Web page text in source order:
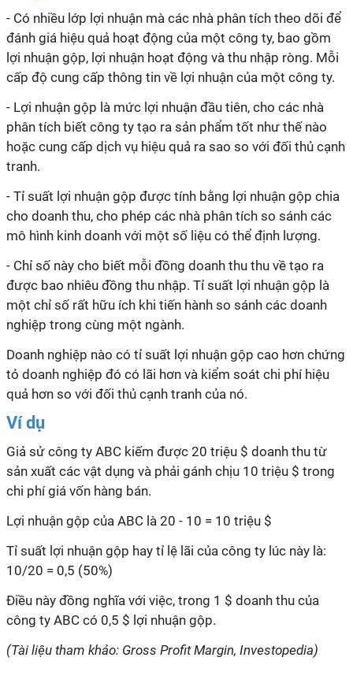
- Có nhiều lớp lợi nhuận mà các nhà phân tích theo dõi để
đánh giá hiệu quả hoạt động của một công ty, bao gồm
lợi nhuận gộp, lợi nhuận hoạt động và thu nhập ròng. Mỗi
cấp độ cung cấp thông tin về lợi nhuận của một công ty.
- Lợi nhuận gộp là mức lợi nhuận đầu tiên, cho các nhà
phân tích biết công ty tạo ra sản phẩm tốt như thế nào
hoặc cung cấp dịch vụ hiệu quả ra sao so với đối thủ cạnh
tranh.
- Tỉ suất lợi nhuận gộp được tính bằng lợi nhuận gộp chia
cho doanh thu, cho phép các nhà phân tích so sánh các
mô hình kinh doanh với một số liệu có thể định lượng.
- Chỉ số này cho biết mỗi đồng doanh thu thu về tạo ra
được bao nhiêu đồng thu nhập. Tỉ suất lợi nhuận gộp là
một chỉ số rất hữu ích khi tiến hành so sánh các doanh
nghiệp trong cùng một ngành.
Doanh nghiệp nào có tỉ suất lợi nhuận gộp cao hơn chứng
tỏ doanh nghiệp đó có lãi hơn và kiểm soát chi phí hiệu
quả hơn so với đối thủ cạnh tranh của nó.
Ví dụ
Giả sử công ty ABC kiếm được 20 triệu $ doanh thu từ
sản xuất các vật dụng và phải gánh chịu 10 triệu $ trong
chi phí giá vốn hàng bán.
Lợi nhuận gộp của ABC là 20 - 10 = 10 triệu $
Tỉ suất lợi nhuận gộp hay tỉ lệ lãi của công ty lúc này là:
10/20 = 0,5 (50%)
Điều này đồng nghĩa với việc, trong 1 $ doanh thu của
công ty ABC có 0,5 $ lợi nhuận gộp.
(Tài liệu tham khảo: Gross Profit Margin, Investopedia)